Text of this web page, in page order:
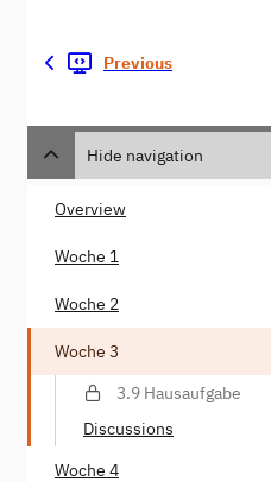
Previous
Hide navigation
Overview
Woche 1
Woche 2
Woche 3
3.9 Hausaufgabe
Discussions
Woche 4